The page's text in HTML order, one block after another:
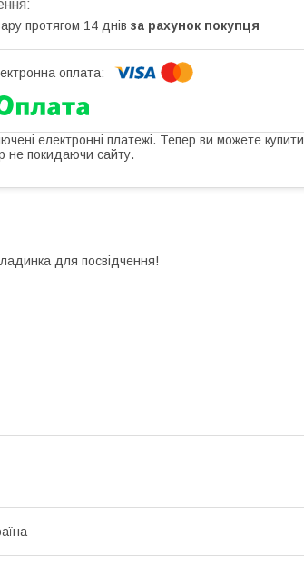
протягом 14 днів за рахунок покупця
електронні платежі. Тепер ви можете купити
не покидаючи сайту.
для посвідчення!